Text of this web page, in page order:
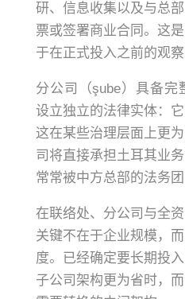
研、信息收集以及与总
票或签署商业合同。这
于在正式投入之前的观察
分公司（şube）具备完
设立独立的法律实体：
这在某些治理层面上更
司将直接承担土耳其业
常常被中方总部的法务团
在联络处、分公司与全
关键不在于企业规模，
度。已经确定要长期投
子公司架构更为省时，